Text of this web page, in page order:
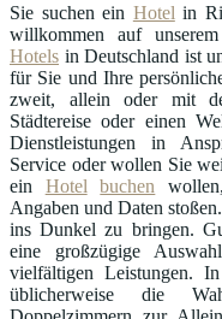
Sie suchen ein Hotel in
willkommen auf
Hotels in Deutschland ist
für Sie und Ihre
zweit, allein oder mit
Städtereise oder einen
Dienstleistungen in
Service oder wollen Sie
ein Hotel buchen
Angaben und Daten
ins Dunkel zu bringen.
eine großzügige
vielfältigen Leistungen.
üblicherweise die